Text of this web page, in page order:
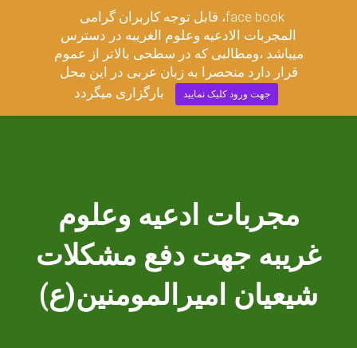
مجربات ادعیه وعلوم غریبه
مجربات ادعیه وعلوم
غریبه جهت دفع مشکلات
شیعیان امیرالمومنین(ع)
قابل توجه کاربران گرامی ،face book
المجربات الادعیه وعلوم الغریبه در دسترس
میباشد ،ومطالبی که در سطحی بالاتر از عموم
قرار دارد منحصرا به زبان عربی در این محل
بارگزاری میگردد
جهت ورود کلیک نمایید